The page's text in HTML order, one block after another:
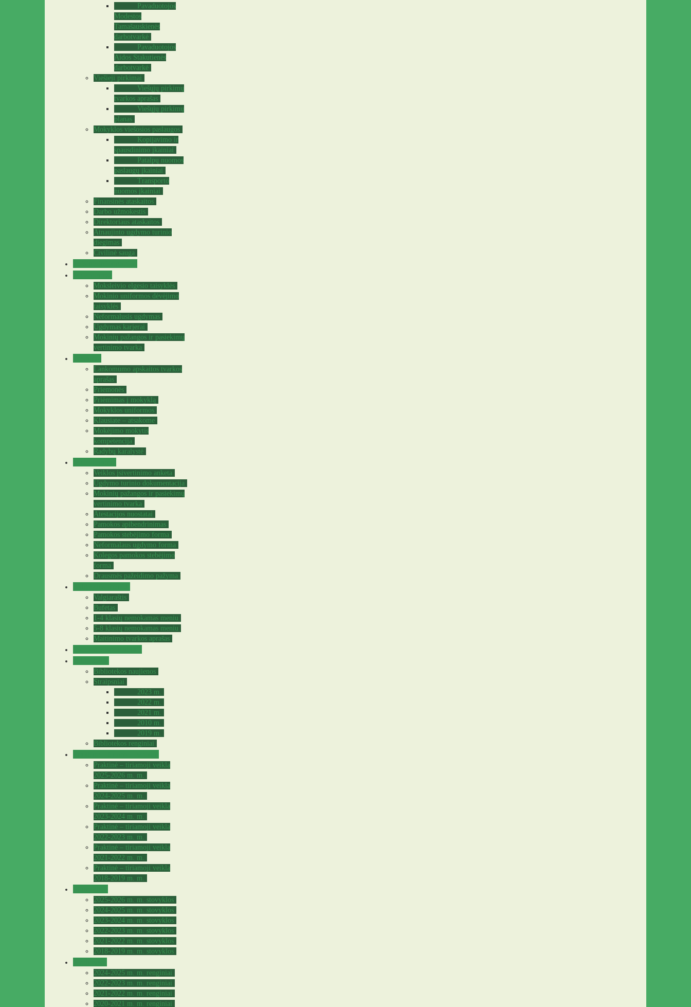
Pavaduotojos
Modestos
Tamašauskienės
darbotvarkė
Pavaduotojos
Aidos Stakutienės
darbotvarkė
Viešieji pirkimai
Viešųjų pirkimų
tvarkos aprašas
Viešųjų pirkimų
planas
Mokyklos viešosios paslaugos
Kopijavimo ir
spausdinimo įkainiai
Patalpų nuomos
paslaugų įkainiai
Transporto
nuomos įkainiai
Finansinės ataskaitos
Darbo užmokestis
Direktoriaus ataskaitos
Atnaujinto ugdymo turinio
diegimas
Civilinė sauga
Moksleivio elgesio taisyklės
Mokinio uniformos dėvėjimo
taisyklės
Neformalusis ugdymas
Ugdymas karjerai
Mokinių pažangos ir pasiekimų
vertinimo tvarka
Lankomumo apskaitos tvarkos
aprašas
Priemonės
Priėmimas į mokyklą
Mokyklos uniformos
Klausiate – atsakome
Mokėjimo mokytis
kompetencija
Radybų karalystė
Veiklos įsivertinimo anketa
Ugdymo turinio dokumentacija
Mokinių pažangos ir pasiekimų
vertinimo tvarka
Atestacijos nuostatai
Pamokos apibendrinimas
Pamokos stebėjimo forma
Neformalaus ugdymo forma
Kolegos pamokos stebėjimo
forma
Drausmės pažeidimo pažyma
Valgiaraštis
Bufetas
1-4 klasių nemokamas meniu
5-8 klasių nemokamas meniu
Maitinimo tvarkos aprašas
Bibliotekos naujienos
Straipsniai
2023 m.
2022 m.
2021 m.
2010 m.
2019 m.
Bibliotekos renginiai
Praktinė – tiriamoji veikla
2025-2026 m. m.
Praktinė – tiriamoji veikla
2024-2025 m. m.
Praktinė – tiriamoji veikla
2023-2024 m. m.
Praktinė – tiriamoji veikla
2022-2023 m. m.
Praktinė – tiriamoji veikla
2021-2022 m. m.
Praktinė – tiriamoji veikla
2018-2019 m. m.
2025-2026 m. m. stovyklos
2024-2025 m. m. stovyklos
2023-2024 m. m. stovyklos
2022-2023 m. m. stovyklos
2021-2022 m. m. stovyklos
2018-2019 m. m. stovyklos
2024-2025 m. m. renginiai
2022-2023 m. m. renginiai
2021-2022 m. m. renginiai
2020-2021 m. m. renginiai